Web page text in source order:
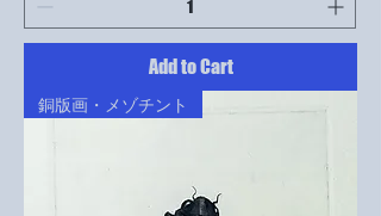
Add to Cart
銅版画・メゾチント